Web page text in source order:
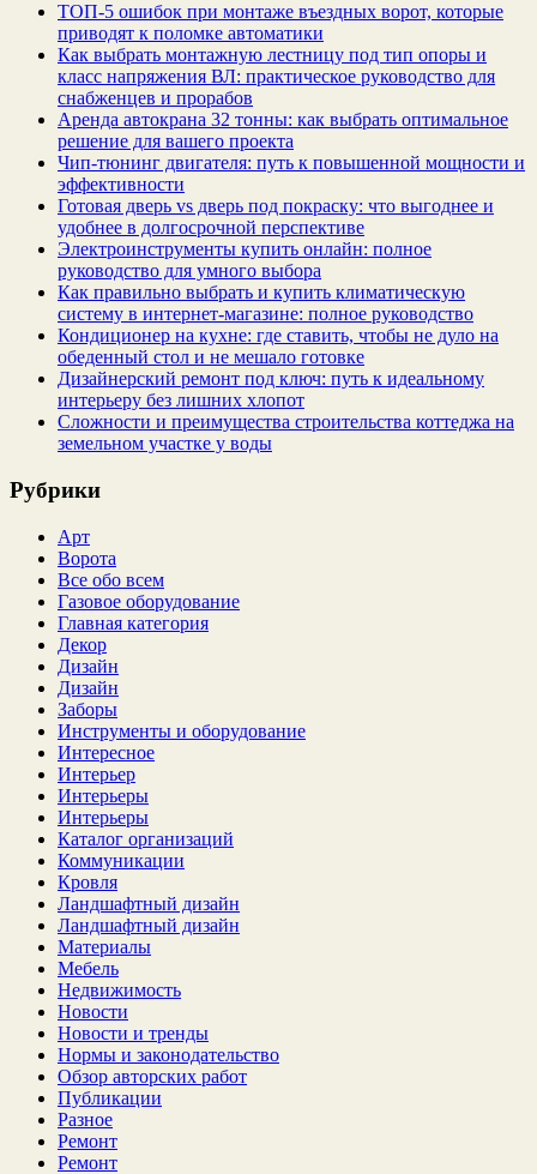
ТОП-5 ошибок при монтаже въездных ворот, которые
приводят к поломке автоматики
Как выбрать монтажную лестницу под тип опоры и
класс напряжения ВЛ: практическое руководство для
снабженцев и прорабов
Аренда автокрана 32 тонны: как выбрать оптимальное
решение для вашего проекта
Чип‑тюнинг двигателя: путь к повышенной мощности и
эффективности
Готовая дверь vs дверь под покраску: что выгоднее и
удобнее в долгосрочной перспективе
Электроинструменты купить онлайн: полное
руководство для умного выбора
Как правильно выбрать и купить климатическую
систему в интернет‑магазине: полное руководство
Кондиционер на кухне: где ставить, чтобы не дуло на
обеденный стол и не мешало готовке
Дизайнерский ремонт под ключ: путь к идеальному
интерьеру без лишних хлопот
Сложности и преимущества строительства коттеджа на
земельном участке у воды
Рубрики
Арт
Ворота
Все обо всем
Газовое оборудование
Главная категория
Декор
Дизайн
Дизайн
Заборы
Инструменты и оборудование
Интересное
Интерьер
Интерьеры
Интерьеры
Каталог организаций
Коммуникации
Кровля
Ландшафтный дизайн
Ландшафтный дизайн
Материалы
Мебель
Недвижимость
Новости
Новости и тренды
Нормы и законодательство
Обзор авторских работ
Публикации
Разное
Ремонт
Ремонт